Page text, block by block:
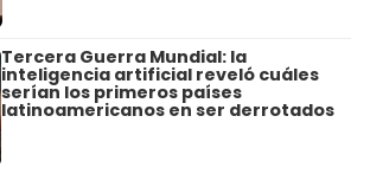
Tercera Guerra Mundial: la
inteligencia artificial reveló cuáles
serían los primeros países
latinoamericanos en ser derrotados